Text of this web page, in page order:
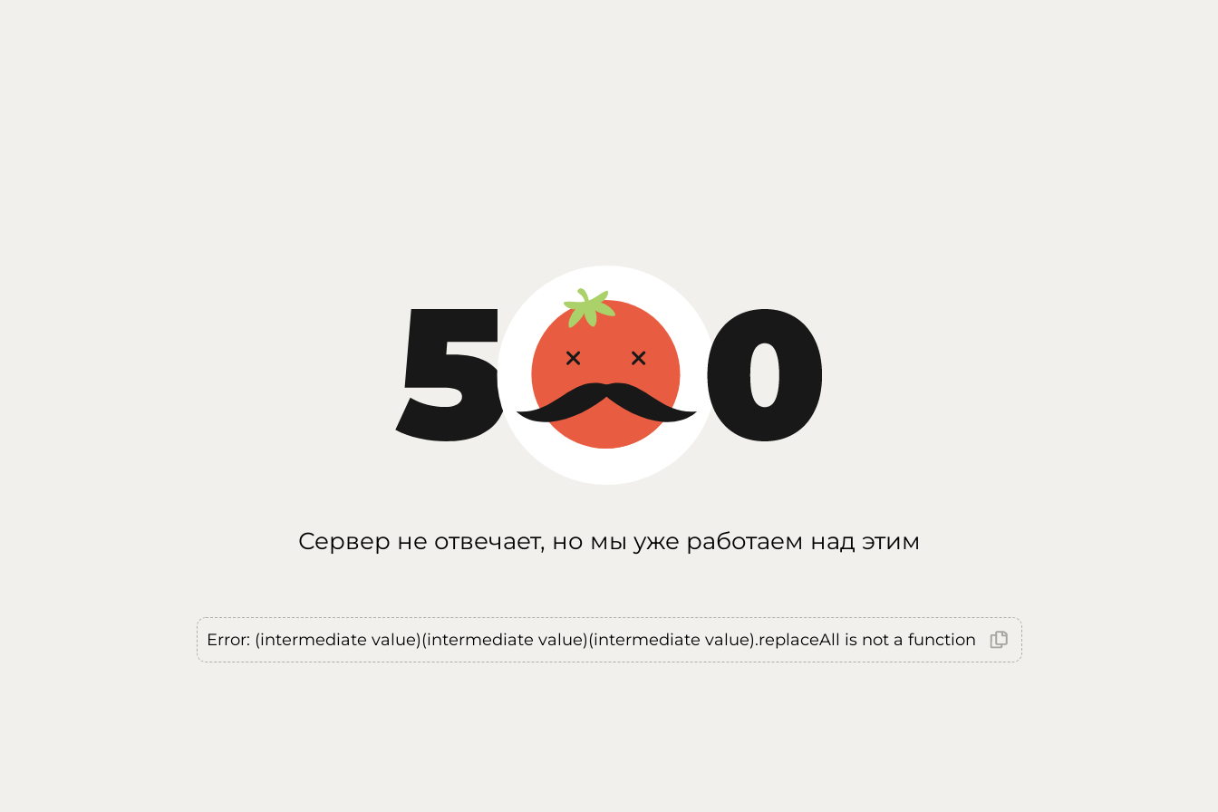
Сервер не отвечает, но мы уже работаем над этим
Error: (intermediate value)(intermediate value)(intermediate value).replaceAll is not a function